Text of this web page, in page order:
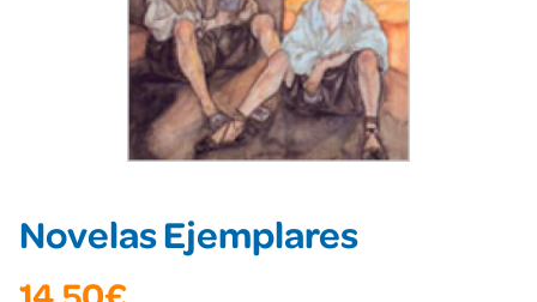
Novelas Ejemplares